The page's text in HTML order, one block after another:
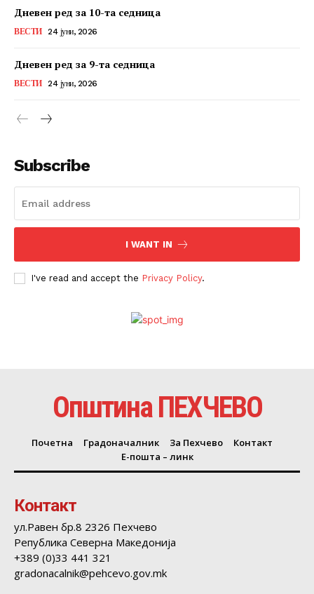
Дневен ред за 10-та седница
ВЕСТИ 24 јуни, 2026
Дневен ред за 9-та седница
ВЕСТИ 24 јуни, 2026
Subscribe
I WANT IN
I've read and accept the Privacy Policy.
Општина ПЕХЧЕВО
Почетна Градоначалник За Пехчево
Контакт
Е-пошта – линк
Контакт
ул.Равен бр.8 2326 Пехчево
Република Северна Македонија
+389 (0)33 441 321
gradonacalnik@pehcevo.gov.mk